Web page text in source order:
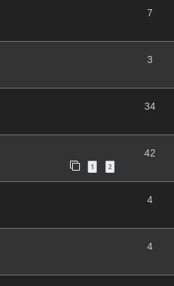
7
3
34
1 2
42
4
4